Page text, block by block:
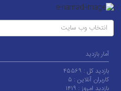
انتخاب وب سایت
آمار بازدید
بازدید کل : ۴۵۵۶۹
کاربران آنلاین : ۵
بازدید امروز : ۱۴۱۹